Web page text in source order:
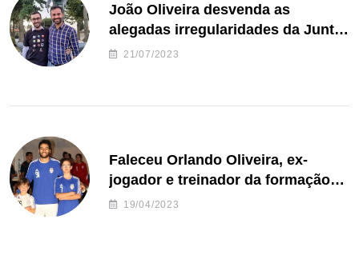
João Oliveira desvenda as
alegadas irregularidades da Junta
de Freguesia S. João de Ver
21/07/2023
Faleceu Orlando Oliveira, ex-
jogador e treinador da formação
de andebol do Feirense
19/04/2023